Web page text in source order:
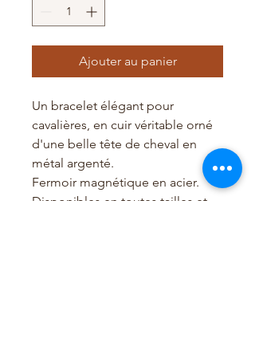
Ajouter au panier
Un bracelet élégant pour
cavalières, en cuir véritable orné
d'une belle tête de cheval en
métal argenté.
Fermoir magnétique en acier.
Disponibles en toutes tailles et